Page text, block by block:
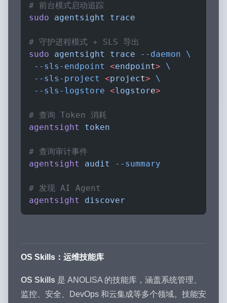
# 前台模式启动追踪
sudo agentsight trace
# 守护进程模式 + SLS 导出
sudo agentsight trace --daemon \
--sls-endpoint
<endpoint> \
--sls-project
<project> \
--sls-logstore <logstore>
# 查询 Token 消耗
agentsight
token
# 查询审计事件
agentsight
audit --summary
# 发现 AI Agent
agentsight
discover
OS Skills：运维技能库
OS Skills 是 ANOLISA 的技能库，涵盖系统管理、
监控、安全、DevOps 和云集成等多个领域。技能安